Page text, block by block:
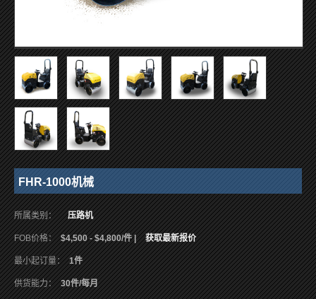
FHR-1000机械
所属类别： 压路机
FOB价格： $4,500 - $4,800/件 | 获取最新报价
最小起订量： 1件
供货能力： 30件/每月